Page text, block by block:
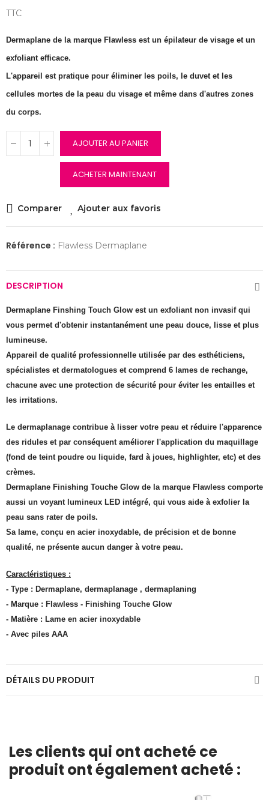
TTC
Dermaplane de la marque Flawless est un épilateur de visage et un
exfoliant efficace.
L'appareil est pratique pour éliminer les poils, le duvet et les
cellules mortes de la peau du visage et même dans d'autres zones
du corps.
AJOUTER AU PANIER
ACHETER MAINTENANT
Comparer Ajouter aux favoris
Référence : Flawless Dermaplane
DESCRIPTION
Dermaplane Finshing Touch Glow est un exfoliant non invasif qui
vous permet d'obtenir instantanément une peau douce, lisse et plus
lumineuse.
Appareil de qualité professionnelle utilisée par des esthéticiens,
spécialistes et dermatologues et comprend 6 lames de rechange,
chacune avec une protection de sécurité pour éviter les entailles et
les irritations.
Le dermaplanage contribue à lisser votre peau et réduire l'apparence
des ridules et par conséquent améliorer l'application du maquillage
(fond de teint poudre ou liquide, fard à joues, highlighter, etc) et des
crèmes.
Dermaplane Finishing Touche Glow de la marque Flawless comporte
aussi un voyant lumineux LED intégré, qui vous aide à exfolier la
peau sans rater de poils.
Sa lame, conçu en acier inoxydable, de précision et de bonne
qualité, ne présente aucun danger à votre peau.
Caractéristiques :
- Type : Dermaplane, dermaplanage , dermaplaning
- Marque : Flawless - Finishing Touche Glow
- Matière : Lame en acier inoxydable
- Avec piles AAA
DÉTAILS DU PRODUIT
Les clients qui ont acheté ce
produit ont également acheté :